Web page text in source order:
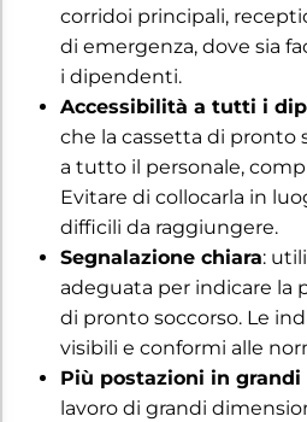
corridoi principali,
di emergenza, dove sia
i dipendenti.
Accessibilità a tutti i
che la cassetta di pronto
a tutto il personale,
Evitare di collocarla in
difficili da raggiungere.
Segnalazione chiara:
adeguata per indicare la
di pronto soccorso. Le
visibili e conformi alle
Più postazioni in grandi
lavoro di grandi